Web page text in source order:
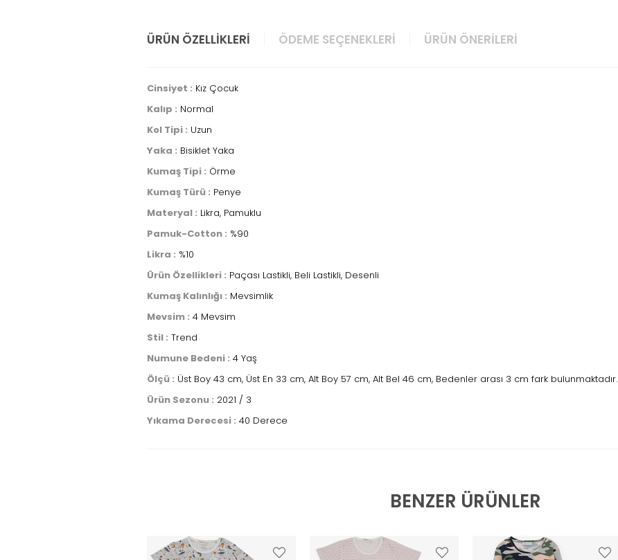
ÜRÜN ÖZELLIKLERI ÖDEME SEÇENEKLERI ÜRÜN ÖNERILERI
Cinsiyet : Kız Çocuk
Kalıp : Normal
Kol Tipi : Uzun
Yaka : Bisiklet Yaka
Kumaş Tipi : Örme
Kumaş Türü : Penye
Materyal : Likra, Pamuklu
Pamuk-Cotton : %90
Likra : %10
Ürün Özellikleri : Paçası Lastikli, Beli Lastikli, Desenli
Kumaş Kalınlığı : Mevsimlik
Mevsim : 4 Mevsim
Stil : Trend
Numune Bedeni : 4 Yaş
Ölçü : Üst Boy 43 cm, Üst En 33 cm, Alt Boy 57 cm, Alt Bel 46 cm, Bedenler arası 3 cm fark bulunmaktadır.
Ürün Sezonu : 2021 / 3
Yıkama Derecesi : 40 Derece
BENZER ÜRÜNLER